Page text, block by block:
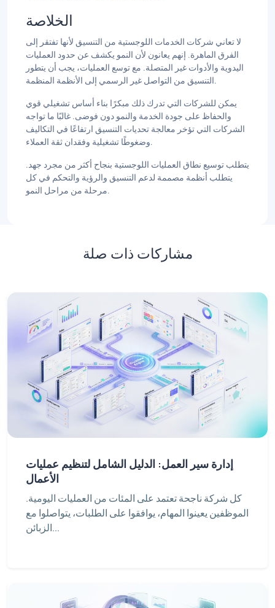
الخلاصة
لا تعاني شركات الخدمات اللوجستية من التنسيق لأنها تفتقر إلى
الفرق الماهرة. إنهم يعانون لأن النمو يكشف عن حدود العمليات
اليدوية والأدوات غير المتصلة. مع توسع العمليات، يجب أن يتطور
التنسيق من التواصل غير الرسمي إلى الأنظمة المنظمة.
يمكن للشركات التي تدرك ذلك مبكرًا بناء أساس تشغيلي قوي
والحفاظ على جودة الخدمة والنمو دون فوضى. غالبًا ما تواجه
الشركات التي تؤخر معالجة تحديات التنسيق ارتفاعًا في التكاليف
وضغوطًا تشغيلية وفقدان ثقة العملاء.
يتطلب توسيع نطاق العمليات اللوجستية بنجاح أكثر من مجرد جهد.
يتطلب أنظمة مصممة لدعم التنسيق والرؤية والتحكم في كل
مرحلة من مراحل النمو.
مشاركات ذات صلة
إدارة سير العمل: الدليل الشامل لتنظيم عمليات
الأعمال
كل شركة ناجحة تعتمد على المئات من العمليات اليومية.
الموظفين يعينوا المهام، يوافقوا على الطلبات، يتواصلوا مع
الزبائن...